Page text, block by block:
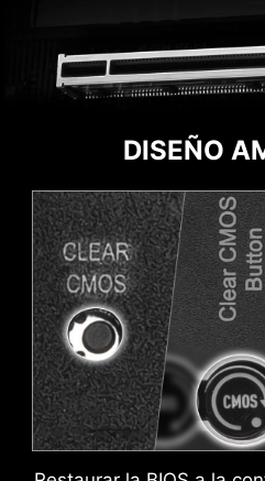
DISEÑO
PROTECCIÓN
CABECERA ARGB
ADICIONAL